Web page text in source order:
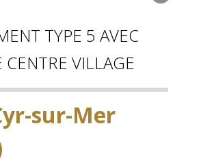
TYPE 5 AVEC
CENTRE VILLAGE